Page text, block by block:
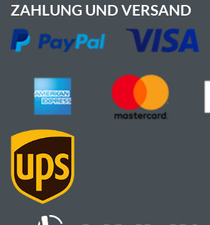
ZAHLUNG UND VERSAND